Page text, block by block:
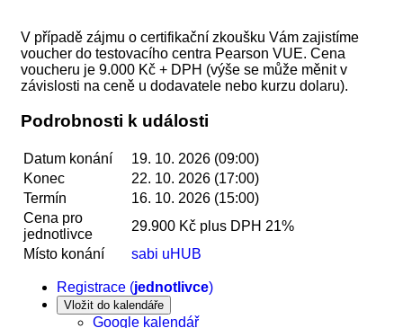
V případě zájmu o certifikační zkoušku Vám zajistíme
voucher do testovacího centra Pearson VUE. Cena
voucheru je 9.000 Kč + DPH (výše se může měnit v
závislosti na ceně u dodavatele nebo kurzu dolaru).
Podrobnosti k události
Datum konání
19. 10. 2026 (09:00)
Konec
22. 10. 2026 (17:00)
Termín
16. 10. 2026 (15:00)
Cena pro
jednotlivce
29.900 Kč plus DPH 21%
Místo konání
sabi uHUB
Registrace (jednotlivce)
Vložit do kalendáře
Google kalendář